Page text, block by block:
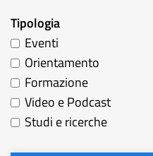
Tipologia
Eventi
Orientamento
Formazione
Video e Podcast
Studi e ricerche